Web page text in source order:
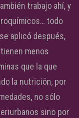
trabajo ahí, y
todo
aplicó después,
menos
que la que
la nutrición, por
no sólo
sino por